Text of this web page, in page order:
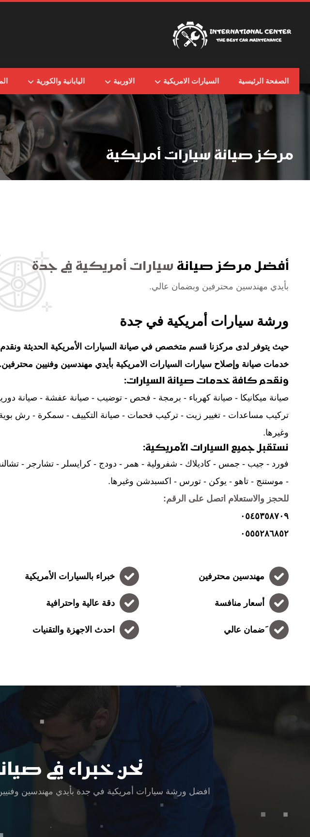
الصفحة الرئيسية السيارات الامريكية الاوربية اليابانية والكورية
مركز صيانة سيارات أمريكية
أفضل مركز صيانة سيارات أمريكية في جدة
بأيدي مهندسين محترفين وبضمان عالي.
ورشة سيارات أمريكية في جدة
حيث يتوفر لدى مركزنا قسم متخصص في صيانة السيارات الأمريكية الحديثة ونقدم
خدمات صيانة وإصلاح سيارات السيارات الامريكية بأيدي مهندسين وفنيين محترفين.
ونقدم كافة خدمات صيانة السيارات:
صيانة ميكانيكا - صيانة كهرباء - برمجة - فحص - توضيب - صيانة عفشة - صيانة
تركيب مساعدات - تغيير زيت - تركيب فحمات - صيانة التكييف - سمكرة - رش
وغيرها.
نستقبل جميع السيارات الأمريكية:
فورد - جيب - جمس - كاديلاك - شفرولية - همر - دودج - كرايسلر - تشارجر -
- موستنج - تاهو - يوكن - تورس - اكسبدشن وغيرها.
للحجز والاستعلام اتصل على الرقم:
٠٥٤٥٣٥٨٧٠٩
٠٥٥٥٢٨٦٨٥٢
خبراء بالسيارات الأمريكية مهندسين محترفين
دقة عالية واحترافية أسعار منافسة
احدث الاجهزة والتقنيات َضمان عالي
نحن خبراء في
افضل ورشة سيارات أمريكية في جدة بأيدي مهندسين وفنيين